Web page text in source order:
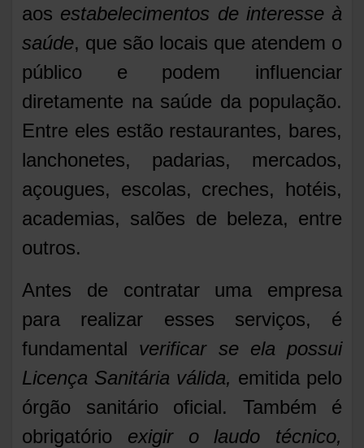
aos estabelecimentos de interesse à
saúde, que são locais que atendem o
público e podem influenciar
diretamente na saúde da população.
Entre eles estão restaurantes, bares,
lanchonetes, padarias, mercados,
açougues, escolas, creches, hotéis,
academias, salões de beleza, entre
outros.
Antes de contratar uma empresa
para realizar esses serviços, é
fundamental verificar se ela possui
Licença Sanitária válida, emitida pelo
órgão sanitário oficial. Também é
obrigatório exigir o laudo técnico,